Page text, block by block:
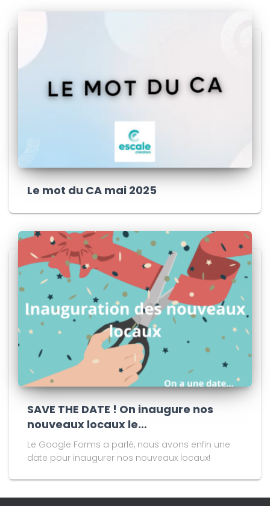
Le mot du CA mai 2025
SAVE THE DATE ! On inaugure nos
nouveaux locaux le…
Le Google Forms a parlé, nous avons enfin une
date pour inaugurer nos nouveaux locaux!